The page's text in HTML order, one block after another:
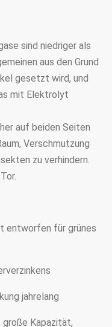
sind niedriger als
aus den Grund
gesetzt wird, und
mit Elektrolyt
auf beiden Seiten
Verschmutzung
zu verhindern.
entworfen für grünes
jahrelang
Kapazität,